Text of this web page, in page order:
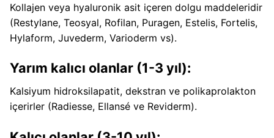
Kollajen veya hyaluronik asit içeren dolgu maddeleridir
(Restylane, Teosyal, Rofilan, Puragen, Estelis, Fortelis,
Hylaform, Juvederm, Varioderm vs).
Yarım kalıcı olanlar (1-3 yıl):
Kalsiyum hidroksilapatit, dekstran ve polikaprolakton
içerirler (Radiesse, Ellansé ve Reviderm).